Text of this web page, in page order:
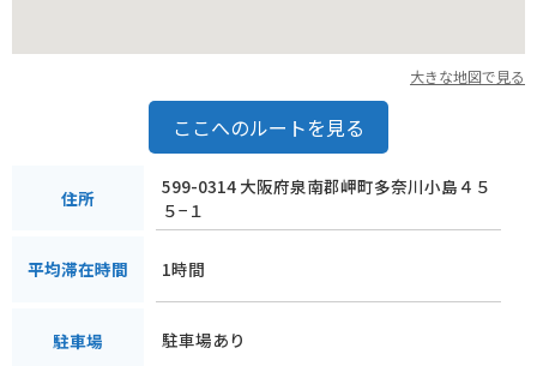
大きな地図で見る
ここへのルートを見る
住所
599-0314 大阪府泉南郡岬町多奈川小島４５
５−１
平均滞在時間 1時間
駐車場 駐車場あり